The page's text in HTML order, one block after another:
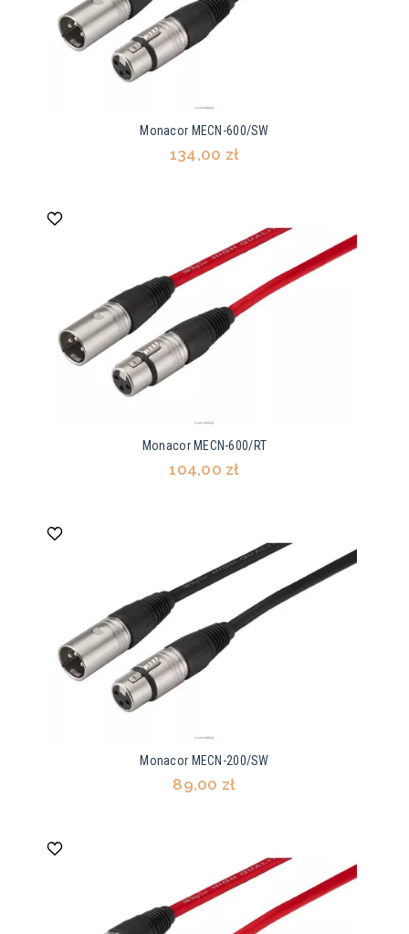
Monacor MECN-600/SW
134,00 zł
Monacor MECN-600/RT
104,00 zł
Monacor MECN-200/SW
89,00 zł